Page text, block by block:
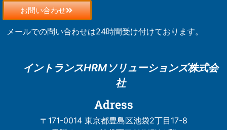
お問い合わせ
メールでの問い合わせは24時間受け付けております。
イントランスHRM ソリューションズ株式会
社
Adress
〒171-0014 東京都豊島区池袋2丁目17-8